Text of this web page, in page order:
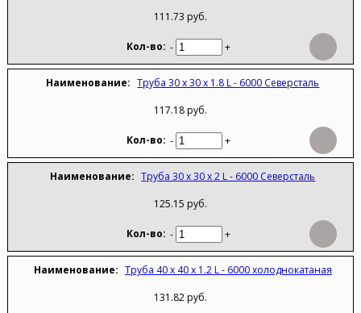
111.73 руб.
- +
Труба 30 х 30 х 1.8 L - 6000 Северсталь
117.18 руб.
- +
Труба 30 х 30 х 2 L - 6000 Северсталь
125.15 руб.
- +
Труба 40 х 40 х 1.2 L - 6000 холоднокатаная
131.82 руб.